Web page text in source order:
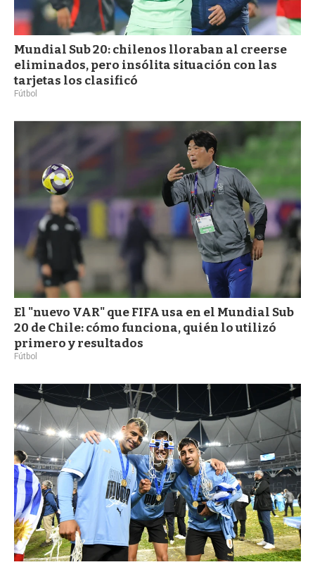
Mundial Sub 20: chilenos lloraban al creerse
eliminados, pero insólita situación con las
tarjetas los clasificó
Fútbol
El "nuevo VAR" que FIFA usa en el Mundial Sub
20 de Chile: cómo funciona, quién lo utilizó
primero y resultados
Fútbol